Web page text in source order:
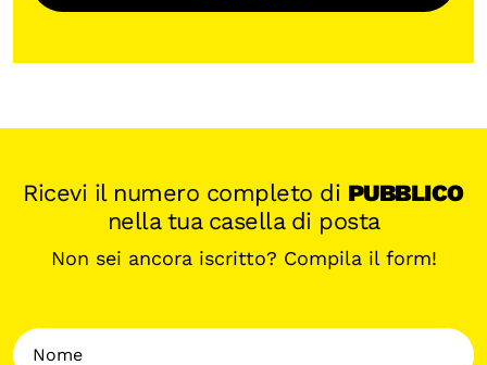
Ricevi il numero completo di PUBBLICO
nella tua casella di posta
Non sei ancora iscritto? Compila il form!